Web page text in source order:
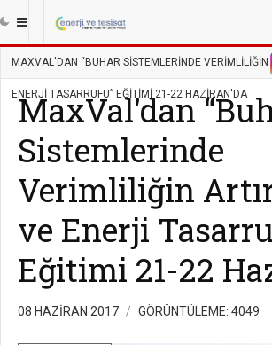
||| ANASAYFA TESISAT
MAXVAL'DAN “BUHAR SISTEMLERINDE
ENERJI TASARRUFU” EĞITIMI 21-22 HAZIRAN'DA
MaxVal'dan
Sistemlerinde
Verimliliğin
ve Enerji
Eğitimi 21-22
08 HAZIRAN 2017 GÖRÜNTÜLEME: 4049